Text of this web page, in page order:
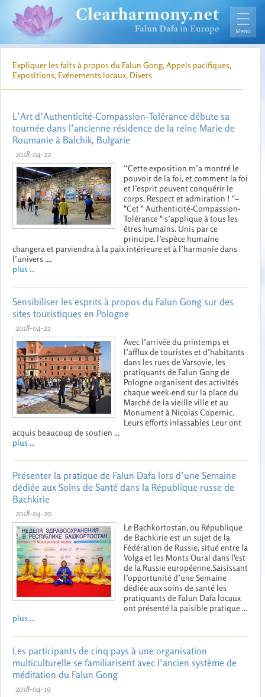
Expliquer les faits à propos du Falun Gong, Appels pacifiques,
Expositions, Evénements locaux, Divers
L’Art d’Authenticité-Compassion-Tolérance débute sa
tournée dans l’ancienne résidence de la reine Marie de
Roumanie à Balchik, Bulgarie
2018-04-22
“Cette exposition m’a montré le
pouvoir de la foi, et comment la foi
et l’esprit peuvent conquérir le
corps. Respect et admiration ! "–
"Cet " Authenticité-Compassion-
Tolérance " s’applique à tous les
êtres humains. Unis par ce
principe, l’espèce humaine
changera et parviendra à la paix intérieure et à l’harmonie dans
l’univers ....
plus ...
Sensibiliser les esprits à propos du Falun Gong sur des
sites touristiques en Pologne
2018-04-21
Avec l’arrivée du printemps et
l’afflux de touristes et d’habitants
dans les rues de Varsovie, les
pratiquants de Falun Gong de
Pologne organisent des activités
chaque week-end sur la place du
Marché de la vieille ville et au
Monument à Nicolas Copernic.
Leurs efforts inlassables Leur ont
acquis beaucoup de soutien ...
plus ...
Présenter la pratique de Falun Dafa lors d’une Semaine
dédiée aux Soins de Santé dans la République russe de
Bachkirie
2018-04-20
Le Bachkortostan, ou République
de Bachkirie est un sujet de la
Fédération de Russie, situé entre la
Volga et les Monts Oural dans l'est
de la Russie européenne.Saisissant
l’opportunité d’une Semaine
dédiée aux soins de santé les
pratiquants de Falun Dafa locaux
ont présenté la paisible pratique ...
plus ...
Les participants de cinq pays à une organisation
multiculturelle se familiarisent avec l’ancien système de
méditation du Falun Gong
2018-04-19